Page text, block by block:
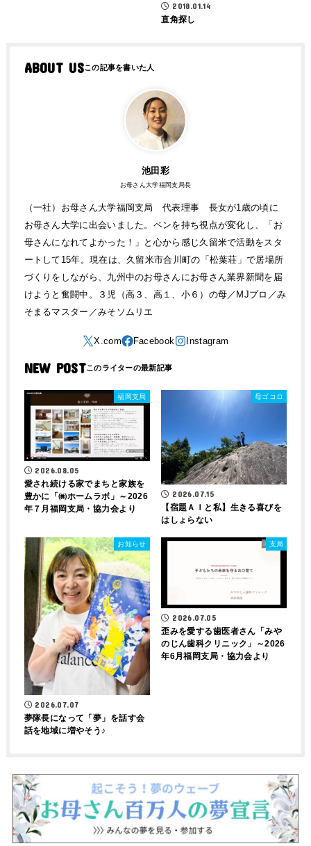
2018.01.14
直角探し
ABOUT US
池田彩
お母さん大学福岡支局長
（一社）お母さん大学福岡支局 代表理事 長女が1歳の頃に
お母さん大学に出会いました。ペンを持ち視点が変化し、「お
母さんになれてよかった！」と心から感じ久留米で活動をスタ
ートして15年。現在は、久留米市合川町の「松葉荘」で居場所
づくりをしながら、九州中のお母さんにお母さん業界新聞を届
けようと奮闘中。３児（高３、高１、小６）の母／MJプロ／み
そまるマスター／みそソムリエ
NEW POST
福岡支局
2026.08.05
愛され続ける家でまちと家族を
豊かに「㈱ホームラボ」～2026
年７月福岡支局・協力会より
母ゴコロ
2026.07.15
【宿題ＡＩと私】生きる喜びを
はしょらない
お知らせ
2026.07.07
夢隊長になって「夢」を話す会
話を地域に増やそう♪
支局
2026.07.05
歪みを愛する歯医者さん「みや
のじん歯科クリニック」～2026
年6月福岡支局・協力会より